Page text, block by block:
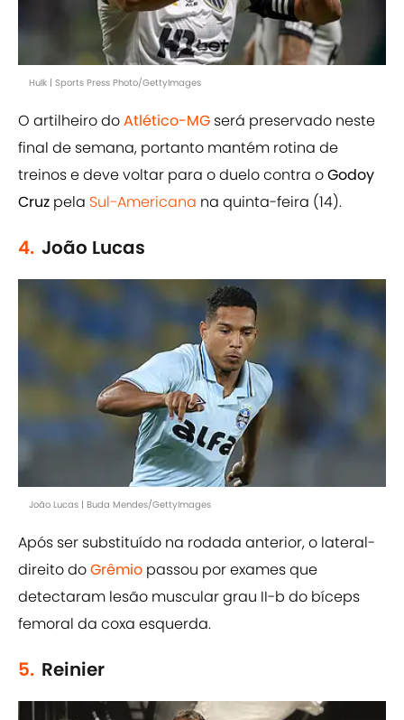
Hulk | Sports Press Photo/GettyImages
O artilheiro doAtlético-MG será preservado neste
final de semana, portanto mantém rotina de
treinos e deve voltar para o duelo contra oGodoy
Cruz pela Sul-Americana na quinta-feira (14).
4. João Lucas
João Lucas | Buda Mendes/GettyImages
Após ser substituído na rodada anterior, o lateral-
direito doGrêmio passou por exames que
detectaram lesão muscular grau II-b do bíceps
femoral da coxa esquerda.
5. Reinier